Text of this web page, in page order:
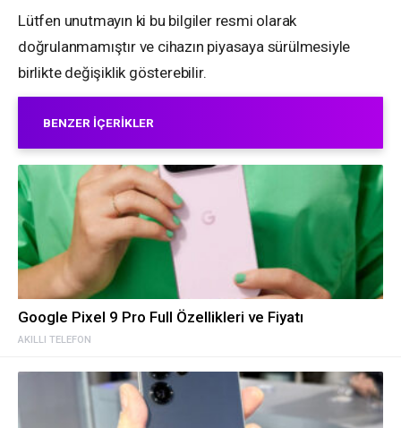
Lütfen unutmayın ki bu bilgiler resmi olarak
doğrulanmamıştır ve cihazın piyasaya sürülmesiyle
birlikte değişiklik gösterebilir.
BENZER İÇERIKLER
AKILLI TELEFON
Google Pixel 9 Pro Full Özellikleri ve Fiyatı